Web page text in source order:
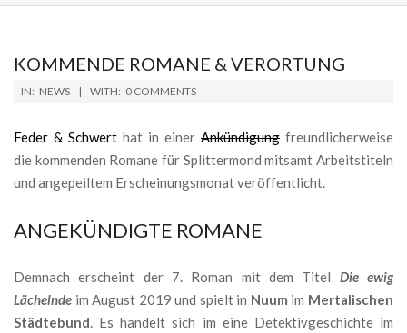
KOMMENDE ROMANE & VERORTUNG
2019-
20
IN: NEWS WITH: 0 COMMENTS
Feder & Schwert hat in einer Ankündigung freundlicherweise
die kommenden Romane für Splittermond mitsamt Arbeitstiteln
und angepeiltem Erscheinungsmonat veröffentlicht.
ANGEKÜNDIGTE ROMANE
Demnach erscheint der 7. Roman mit dem Titel Die ewig
Lächelnde im August 2019 und spielt in Nuum im Mertalischen
Städtebund. Es handelt sich im eine Detektivgeschichte im